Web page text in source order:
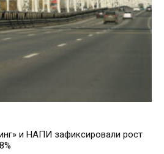
и НАПИ зафиксировали рост